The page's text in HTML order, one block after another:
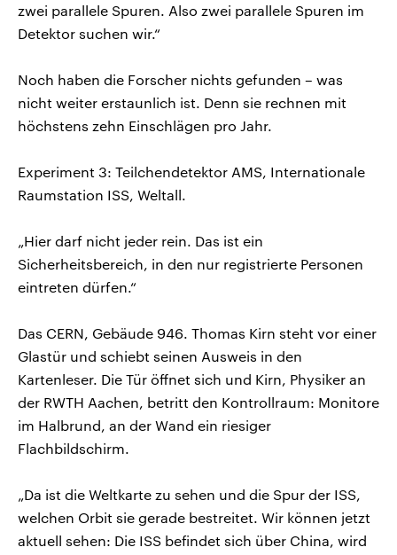
zwei parallele Spuren. Also zwei parallele Spuren im
Detektor suchen wir.“
Noch haben die Forscher nichts gefunden – was
nicht weiter erstaunlich ist. Denn sie rechnen mit
höchstens zehn Einschlägen pro Jahr.
Experiment 3: Teilchendetektor AMS, Internationale
Raumstation ISS, Weltall.
„Hier darf nicht jeder rein. Das ist ein
Sicherheitsbereich, in den nur registrierte Personen
eintreten dürfen.“
Das CERN, Gebäude 946. Thomas Kirn steht vor einer
Glastür und schiebt seinen Ausweis in den
Kartenleser. Die Tür öffnet sich und Kirn, Physiker an
der RWTH Aachen, betritt den Kontrollraum: Monitore
im Halbrund, an der Wand ein riesiger
Flachbildschirm.
„Da ist die Weltkarte zu sehen und die Spur der ISS,
welchen Orbit sie gerade bestreitet. Wir können jetzt
aktuell sehen: Die ISS befindet sich über China, wird